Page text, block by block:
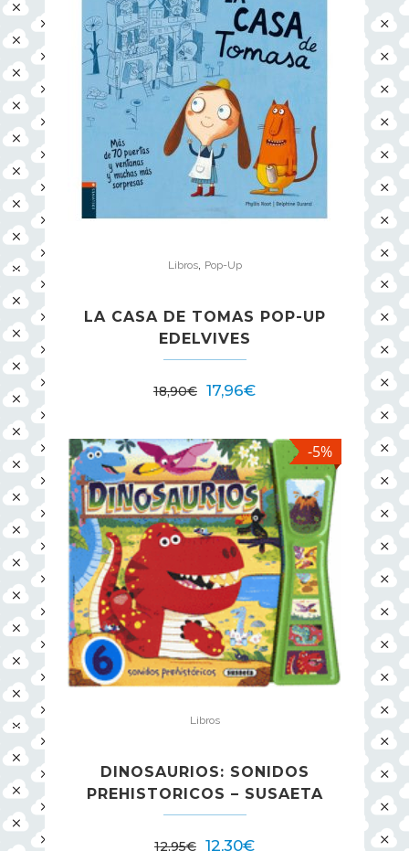
Libros, Pop-Up
LA CASA DE TOMAS POP-UP
EDELVIVES
18,90€ 17,96€
-5%
Libros
DINOSAURIOS: SONIDOS
PREHISTORICOS – SUSAETA
12,95€ 12,30€